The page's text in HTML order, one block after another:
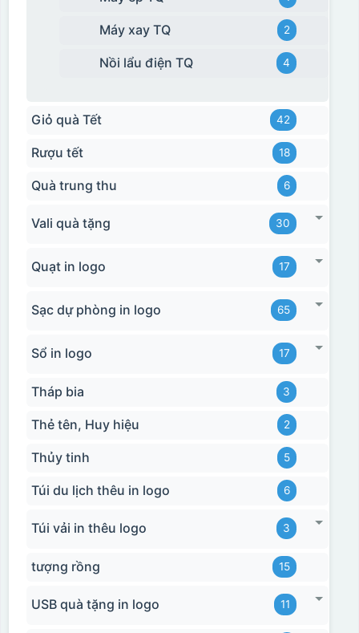
Máy xay TQ 2
Nồi lẩu điện TQ 4
Giỏ quà Tết 42
Rượu tết 18
Quà trung thu 6
Vali quà tặng 30
Quạt in logo 17
Sạc dự phòng in logo 65
Sổ in logo 17
Tháp bia 3
Thẻ tên, Huy hiệu 2
Thủy tinh 5
Túi du lịch thêu in logo 6
Túi vải in thêu logo 3
tượng rồng 15
USB quà tặng in logo 11